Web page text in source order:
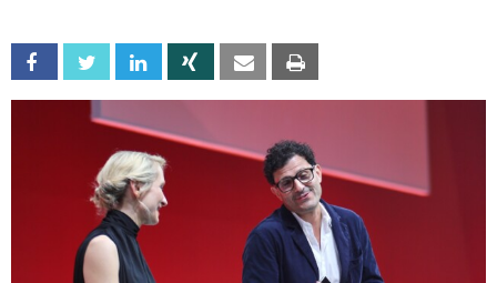
Facebook Twitter Linkedin Xing Email